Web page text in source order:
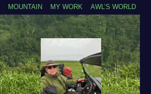
MOUNTAIN MY WORK AWL’S WORLD